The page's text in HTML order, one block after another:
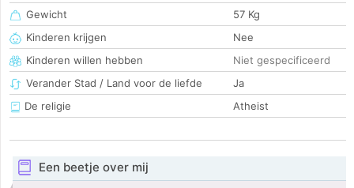
Gewicht
57 Kg
Kinderen krijgen
Nee
Kinderen willen hebben
Niet gespecificeerd
Verander Stad / Land voor de liefde
Ja
De religie
Atheist
Een beetje over mij